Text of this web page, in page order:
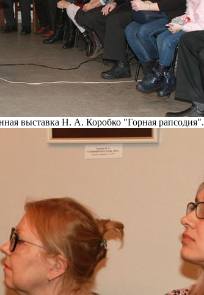
выставка Н. А. Коробко "Горная рапсодия".